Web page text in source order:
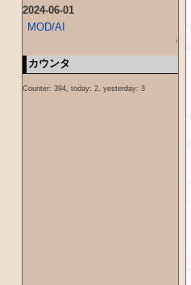
2024-06-01
MOD/AI
↑
カウンタ
Counter: 394, today: 2, yesterday: 3